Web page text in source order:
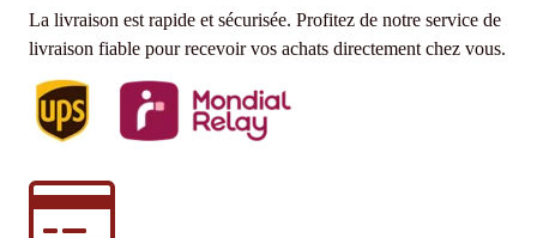
La livraison est rapide et sécurisée. Profitez de notre service de
livraison fiable pour recevoir vos achats directement chez vous.